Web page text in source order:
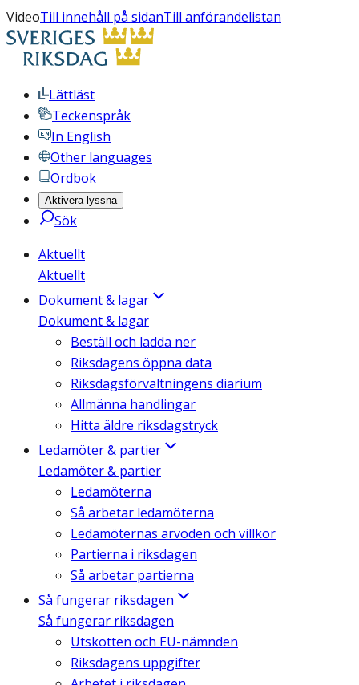
VideoTill innehåll på sidanTill anförandelistan
Lättläst
Teckenspråk
In English
Other languages
Ordbok
Aktivera lyssna
Sök
Aktuellt
Aktuellt
Dokument & lagar
Dokument & lagar
Beställ och ladda ner
Riksdagens öppna data
Riksdagsförvaltningens diarium
Allmänna handlingar
Hitta äldre riksdagstryck
Ledamöter & partier
Ledamöter & partier
Ledamöterna
Så arbetar ledamöterna
Ledamöternas arvoden och villkor
Partierna i riksdagen
Så arbetar partierna
Så fungerar riksdagen
Så fungerar riksdagen
Utskotten och EU-nämnden
Riksdagens uppgifter